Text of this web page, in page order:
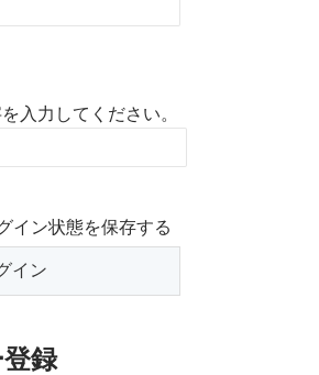
入力してください。
イン状態を保存する
録